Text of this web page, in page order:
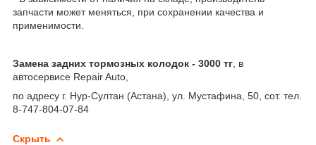
запчасти может меняться, при сохранении качества и
применимости.
Замена задних тормозных колодок - 3000 тг , в
автосервисе Repair Auto,
по адресу г. Нур-Султан (Астана), ул. Мустафина, 50, сот. тел.
8-747-804-07-84
Скрыть